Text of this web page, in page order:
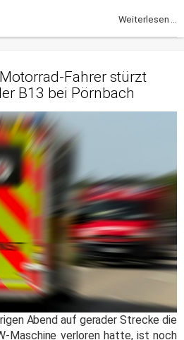
Weiterlesen ...
Fahrer stürzt
B13 bei Pörnbach
Abend auf gerader Strecke die
Maschine verloren hatte, ist noch